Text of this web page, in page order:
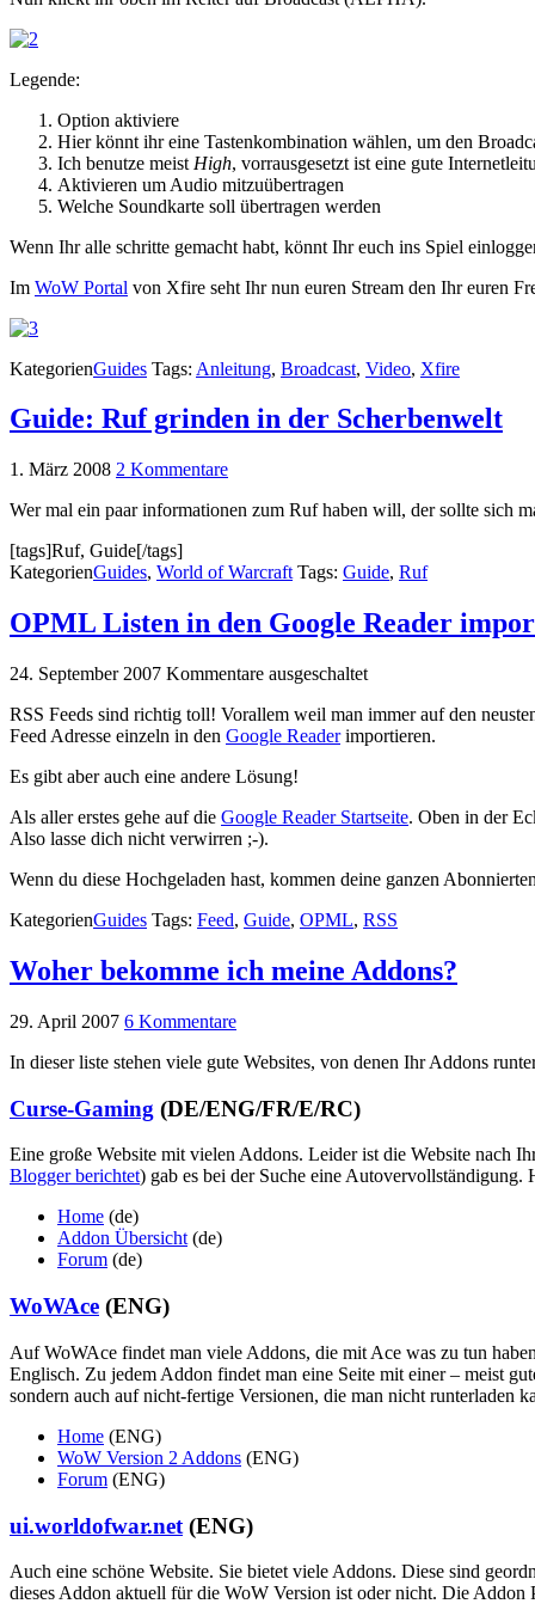
Legende:
Option aktiviere
Hier könnt ihr eine Tastenkombination wählen, um den
Ich benutze meist High, vorrausgesetzt ist eine gute
Aktivieren um Audio mitzuübertragen
Welche Soundkarte soll übertragen werden
Wenn Ihr alle schritte gemacht habt, könnt Ihr euch ins Spiel
Im WoW Portal von Xfire seht Ihr nun euren Stream den Ihr euren
KategorienGuides Tags: Anleitung, Broadcast, Video, Xfire
Guide: Ruf grinden in der Scherbenwelt
1. März 2008 2 Kommentare
Wer mal ein paar informationen zum Ruf haben will, der sollte sich
[tags]Ruf, Guide[/tags]
KategorienGuides, World of Warcraft Tags: Guide, Ruf
OPML Listen in den Google Reader
24. September 2007 Kommentare ausgeschaltet
RSS Feeds sind richtig toll! Vorallem weil man immer auf den
Feed Adresse einzeln in den Google Readerimportieren.
Es gibt aber auch eine andere Lösung!
Als aller erstes gehe auf die Google Reader Startseite. Oben in der
Also lasse dich nicht verwirren ;-).
Wenn du diese Hochgeladen hast, kommen deine ganzen
KategorienGuides Tags: Feed, Guide, OPML, RSS
Woher bekomme ich meine Addons?
29. April 2007 6 Kommentare
In dieser liste stehen viele gute Websites, von denen Ihr Addons
Curse-Gaming (DE/ENG/FR/E/RC)
Eine große Website mit vielen Addons. Leider ist die Website nach
Blogger berichtet) gab es bei der Suche eine
Home (de)
Addon Übersicht (de)
Forum (de)
WoWAce (ENG)
Auf WoWAce findet man viele Addons, die mit Ace was zu tun
Englisch. Zu jedem Addon findet man eine Seite mit einer – meist
sondern auch auf nicht-fertige Versionen, die man nicht runterladen
Home (ENG)
WoW Version 2 Addons (ENG)
Forum (ENG)
ui.worldofwar.net (ENG)
Auch eine schöne Website. Sie bietet viele Addons. Diese sind
dieses Addon aktuell für die WoW Version ist oder nicht. Die